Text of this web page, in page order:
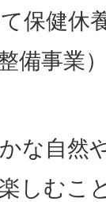
保健休
備事業
な自然
しむこ